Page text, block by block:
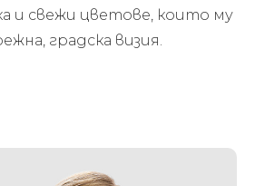
и свежи цветове, които му
градска визия.